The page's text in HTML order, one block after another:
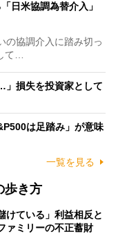
日米協調為替介入」
協調介入に踏み切っ
て…
」損失を投資家として
は足踏み」が意味
一覧を見る
歩き方
けている」利益相反と
ァミリーの不正蓄財